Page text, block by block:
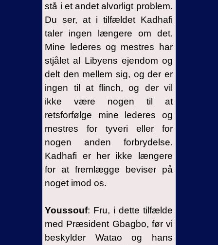
stå i et andet alvorligt problem.
Du ser, at i tilfældet Kadhafi
taler ingen længere om det.
Mine lederes og mestres har
stjålet al Libyens ejendom og
delt den mellem sig, og der er
ingen til at flinch, og der vil
ikke være nogen til at
retsforfølge mine lederes og
mestres for tyveri eller for
nogen anden forbrydelse.
Kadhafi er her ikke længere
for at fremlægge beviser på
noget imod os.
Youssouf: Fru, i dette tilfælde
med Præsident Gbagbo, før vi
beskylder Watao og hans